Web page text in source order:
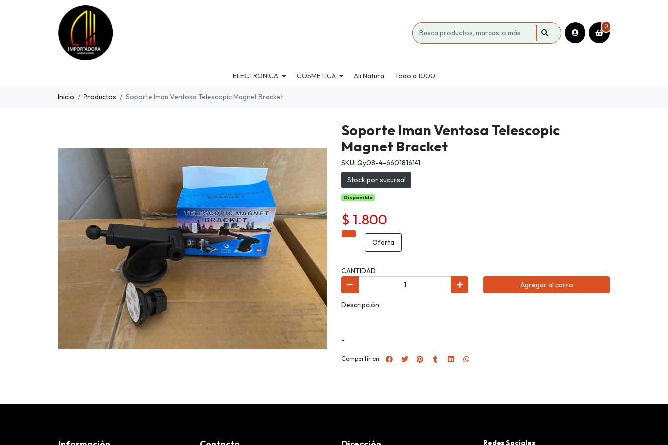
0
ELECTRONICA COSMETICA Ali Natura Todo a 1000
Inicio Productos Soporte Iman Ventosa Telescopic Magnet Bracket
Soporte Iman Ventosa Telescopic
Magnet Bracket
SKU: Qy08-4-6601816141
Stock por sucursal
Disponible
$ 1.800
Oferta
CANTIDAD
Agregar al carro
Descripción
-
Compartir en:
Redes Sociales